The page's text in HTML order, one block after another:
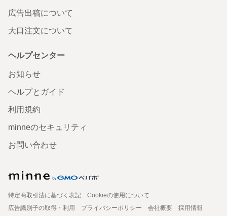
広告出稿について
大口注文について
ヘルプセンター
お知らせ
ヘルプとガイド
利用規約
minneのセキュリティ
お問い合わせ
特定商取引法に基づく表記
Cookieの使用について
広告識別子の取得・利用
プライバシーポリシー 会社概要
採用情報